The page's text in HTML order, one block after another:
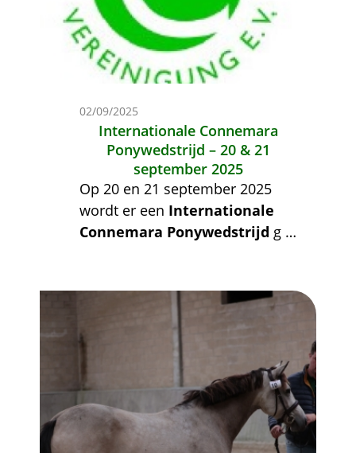
02/09/2025
Internationale Connemara
Ponywedstrijd – 20 & 21
september 2025
Op 20 en 21 september 2025
wordt er een Internationale
Connemara Ponywedstrijd g …
Afbeelding